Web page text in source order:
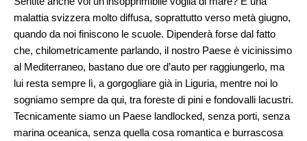
malattia svizzera molto diffusa, soprattutto verso metà giugno,
quando da noi finiscono le scuole. Dipenderà forse dal fatto
che, chilometricamente parlando, il nostro Paese è vicinissimo
al Mediterraneo, bastano due ore d’auto per raggiungerlo, ma
lui resta sempre lì, a gorgogliare già in Liguria, mentre noi lo
sogniamo sempre da qui, tra foreste di pini e fondovalli lacustri.
Tecnicamente siamo un Paese landlocked, senza porti, senza
marina oceanica, senza quella cosa romantica e burrascosa